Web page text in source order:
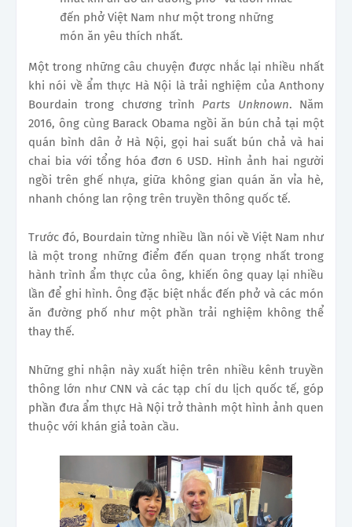
đến phở Việt Nam như một trong những
món ăn yêu thích nhất.
Một trong những câu chuyện được nhắc lại nhiều nhất
khi nói về ẩm thực Hà Nội là trải nghiệm của Anthony
Bourdain trong chương trình Parts Unknown. Năm
2016, ông cùng Barack Obama ngồi ăn bún chả tại một
quán bình dân ở Hà Nội, gọi hai suất bún chả và hai
chai bia với tổng hóa đơn 6 USD. Hình ảnh hai người
ngồi trên ghế nhựa, giữa không gian quán ăn vỉa hè,
nhanh chóng lan rộng trên truyền thông quốc tế.
Trước đó, Bourdain từng nhiều lần nói về Việt Nam như
là một trong những điểm đến quan trọng nhất trong
hành trình ẩm thực của ông, khiến ông quay lại nhiều
lần để ghi hình. Ông đặc biệt nhắc đến phở và các món
ăn đường phố như một phần trải nghiệm không thể
thay thế.
Những ghi nhận này xuất hiện trên nhiều kênh truyền
thông lớn như CNN và các tạp chí du lịch quốc tế, góp
phần đưa ẩm thực Hà Nội trở thành một hình ảnh quen
thuộc với khán giả toàn cầu.